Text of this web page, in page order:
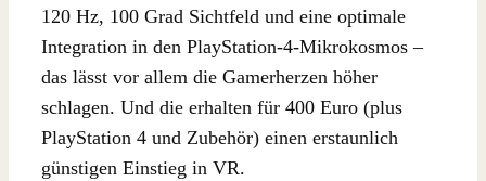
120 Hz, 100 Grad Sichtfeld und eine optimale
Integration in den PlayStation-4-Mikrokosmos –
das lässt vor allem die Gamerherzen höher
schlagen. Und die erhalten für 400 Euro (plus
PlayStation 4 und Zubehör) einen erstaunlich
günstigen Einstieg in VR.